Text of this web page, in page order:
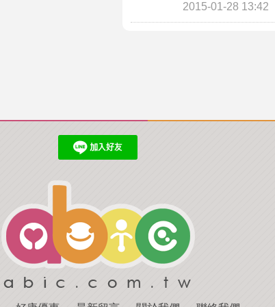
2015-01-28 13:42